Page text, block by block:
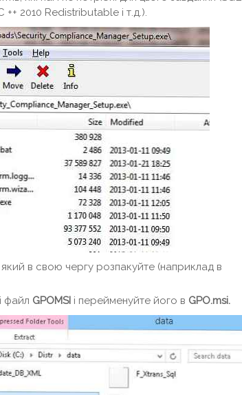
2010 Redistributable і т.д.).
який в свою чергу розпакуйте (наприклад в
файл GPOMSI і перейменуйте його в GPO.msi.